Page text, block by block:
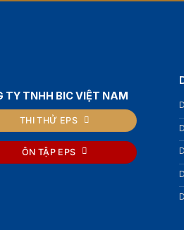
TY TNHH BIC VIỆT NAM
THI THỬ EPS
ÔN TẬP EPS